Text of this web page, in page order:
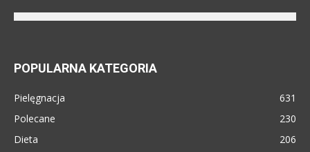
POPULARNA KATEGORIA
Pielęgnacja
631
Polecane
230
Dieta
206